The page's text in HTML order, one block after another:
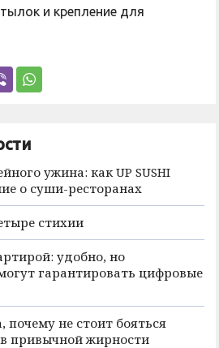
и крепление для
ужина: как UP SUSHI
о суши-ресторанах
стихии
удобно, но
гарантировать цифровые
почему не стоит бояться
привычной жирности